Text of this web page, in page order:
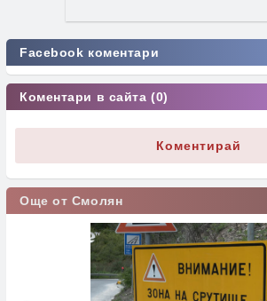
Facebook коментари
Коментари в сайта (0)
Коментирай
Още от Смолян